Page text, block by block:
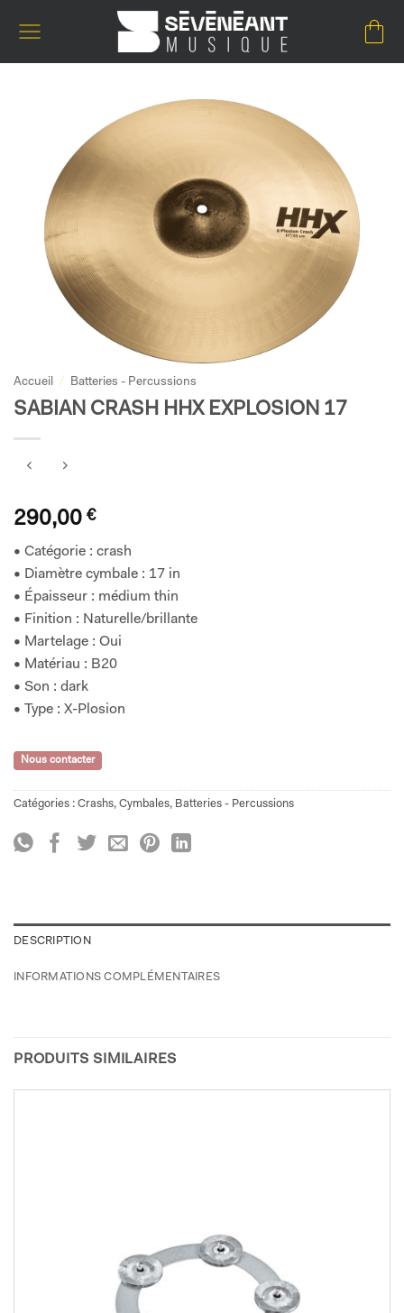
Accueil / Batteries - Percussions
SABIAN CRASH HHX EXPLOSION 17
290,00 €
• Catégorie : crash
• Diamètre cymbale : 17 in
• Épaisseur : médium thin
• Finition : Naturelle/brillante
• Martelage : Oui
• Matériau : B20
• Son : dark
• Type : X-Plosion
Nous contacter
Catégories : Crashs, Cymbales, Batteries - Percussions
DESCRIPTION
INFORMATIONS COMPLÉMENTAIRES
PRODUITS SIMILAIRES